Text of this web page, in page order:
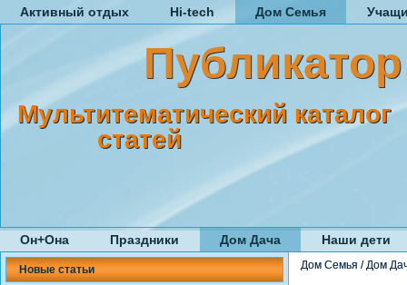
Активный отдых Hi-tech Дом Семья
Публикатор
Мультитематический каталог
статей
Он+Она Праздники Дом Дача Наши дети
Новые статьи Дом Семья /Дом